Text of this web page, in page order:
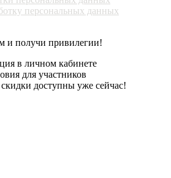
персональных данных
и получи привилегии!
в личном кабинете
для участников
доступны уже сейчас!